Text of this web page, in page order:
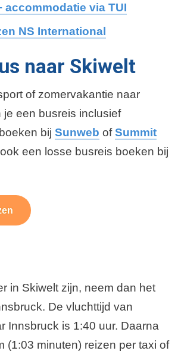
accommodatie via TUI
NS International
naar Skiwelt
of zomervakantie naar
je een busreis inclusief
bij Sunweb ofSummit
een losse busreis boeken bij
in Skiwelt zijn, neem dan het
De vluchttijd van
Innsbruck is 1:40 uur. Daarna
(1:03 minuten) reizen per taxi of